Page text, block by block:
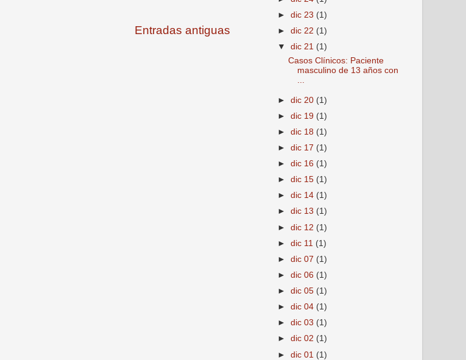
Entradas antiguas
►dic 23 (1)
►dic 22 (1)
▼dic 21 (1)
Casos Clínicos: Paciente
masculino de 13 años con
►dic 20 (1)
►dic 19 (1)
►dic 18 (1)
►dic 17 (1)
►dic 16 (1)
►dic 15 (1)
►dic 14 (1)
►dic 13 (1)
►dic 12 (1)
►dic 11 (1)
►dic 07 (1)
►dic 06 (1)
►dic 05 (1)
►dic 04 (1)
►dic 03 (1)
►dic 02 (1)
►dic 01 (1)